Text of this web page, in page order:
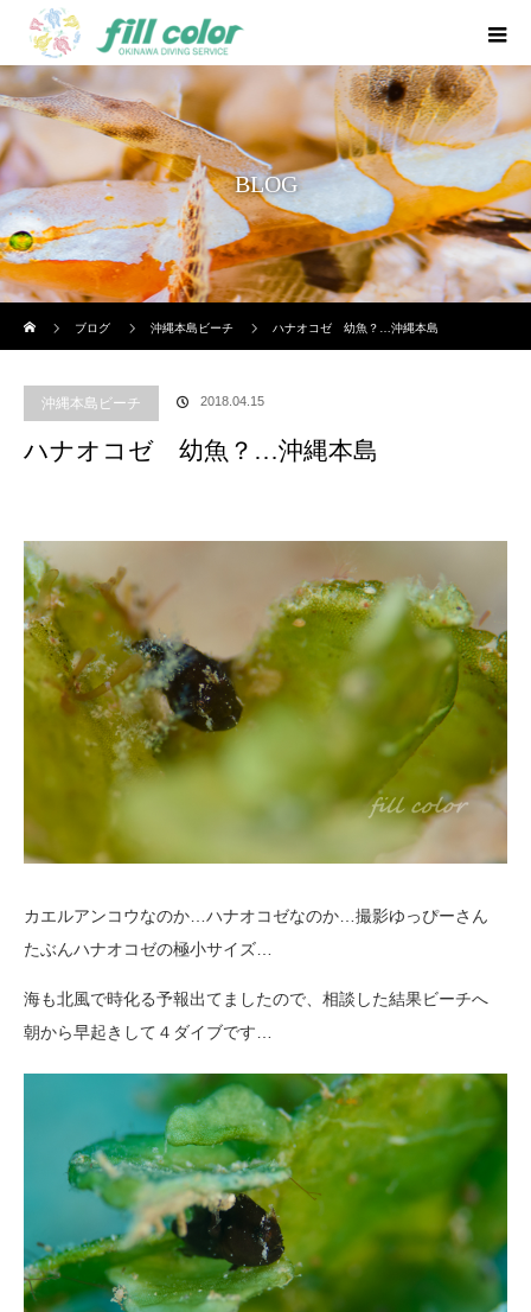
BLOG
ブログ
沖縄本島ビーチ ハナオコゼ 幼魚？…沖縄本島
沖縄本島ビーチ 2018.04.15
ハナオコゼ 幼魚？…沖縄本島
カエルアンコウなのか…ハナオコゼなのか…撮影ゆっぴーさん
たぶんハナオコゼの極小サイズ…
海も北風で時化る予報出てましたので、相談した結果ビーチへ
朝から早起きして４ダイブです…